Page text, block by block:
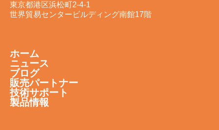
東京都港区浜松町2-4-1
世界貿易センタービルディング南館17階
ホーム
ニュース
ブログ
販売パートナー
技術サポート
製品情報